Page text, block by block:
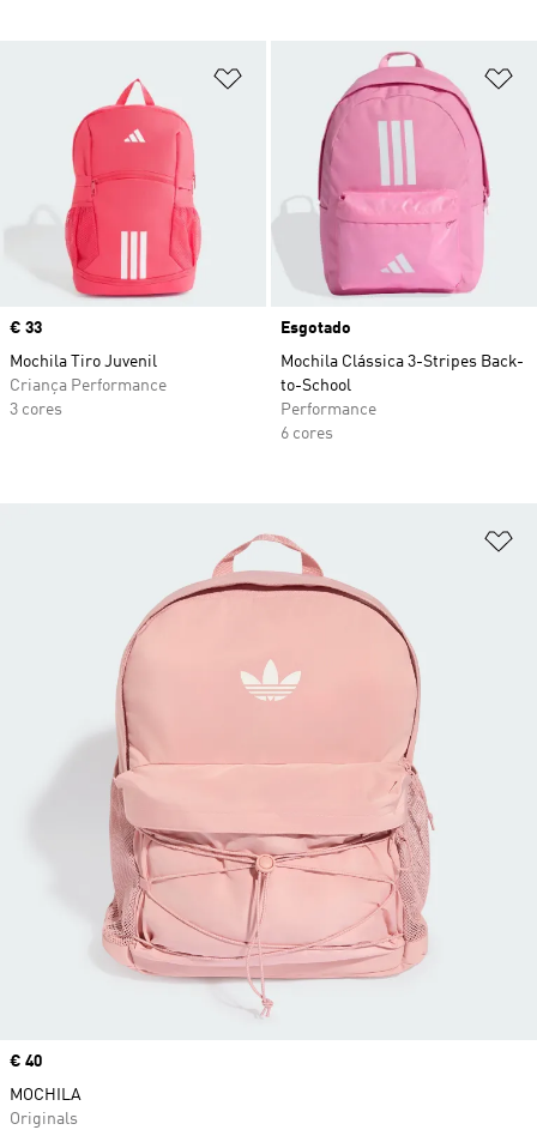
Adicionar à Lista de Desejos
Price
€ 33
Mochila Tiro Juvenil
Criança Performance
3 cores
Esgotado
Mochila Clássica 3-Stripes Back-
to-School
Performance
6 cores
Price
€ 40
MOCHILA
Originals